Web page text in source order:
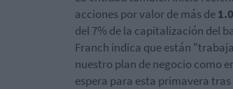
acciones por valor de más de
del 7% de la capitalización del
Franch indica que están
nuestro plan de negocio como
espera para esta primavera